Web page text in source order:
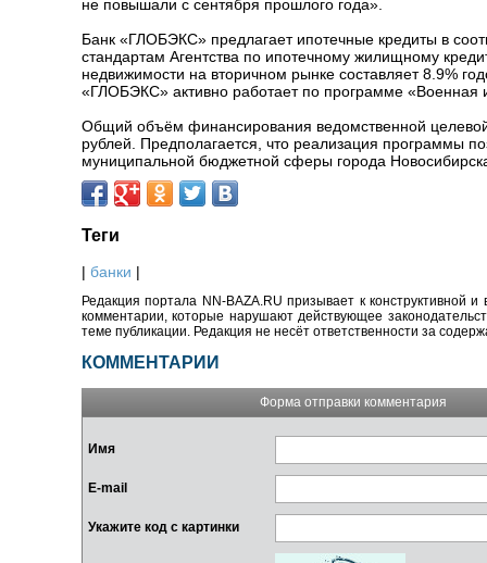
не повышали с сентября прошлого года».
Банк «ГЛОБЭКС» предлагает ипотечные кредиты в
стандартам Агентства по ипотечному жилищному
недвижимости на вторичном рынке составляет 8.9%
«ГЛОБЭКС» активно работает по программе «Военная
Общий объём финансирования ведомственной
рублей. Предполагается, что реализация программы
муниципальной бюджетной сферы города
Теги
| банки |
Редакция портала NN-BAZA.RU призывает к конструктивной
комментарии, которые нарушают действующее
теме публикации. Редакция не несёт ответственности за
КОММЕНТАРИИ
Форма отправки комментария
Имя
E-mail
Укажите код с картинки